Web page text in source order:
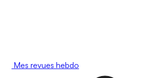
Mes revues hebdo